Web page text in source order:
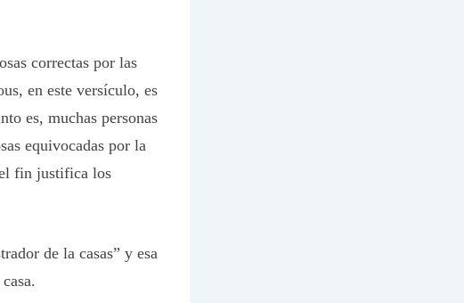
correctas por las
, en este versículo, es
es, muchas personas
equivocadas por la
fin justifica los
de la casas” y esa